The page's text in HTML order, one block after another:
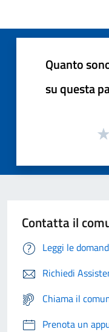
Quanto
su questa
Contatta il
Leggi le
Richiedi
Chiama il
Prenota un